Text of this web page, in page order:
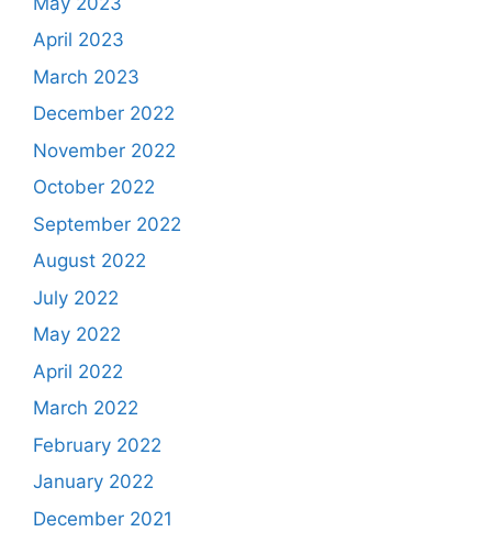
April 2023
March 2023
December 2022
November 2022
October 2022
September 2022
August 2022
July 2022
May 2022
April 2022
March 2022
February 2022
January 2022
December 2021